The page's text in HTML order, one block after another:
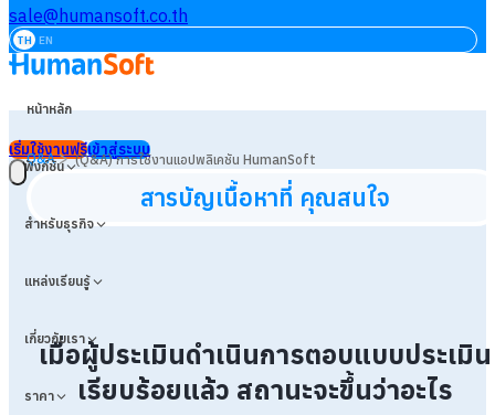
sale@humansoft.co.th
TH EN
หน้าหลัก
ฟังก์ชัน
สำหรับธุรกิจ
แหล่งเรียนรู้
เกี่ยวกับเรา
ราคา
เริ่มใช้งานฟรีเข้าสู่ระบบ
Q&A>(Q&A) การใช้งานแอปพลิเคชัน HumanSoft
สารบัญเนื้อหาที่ คุณสนใจ
เมื่อผู้ประเมินดำเนินการตอบแบบประเมิน
เรียบร้อยแล้ว สถานะจะขึ้นว่าอะไร